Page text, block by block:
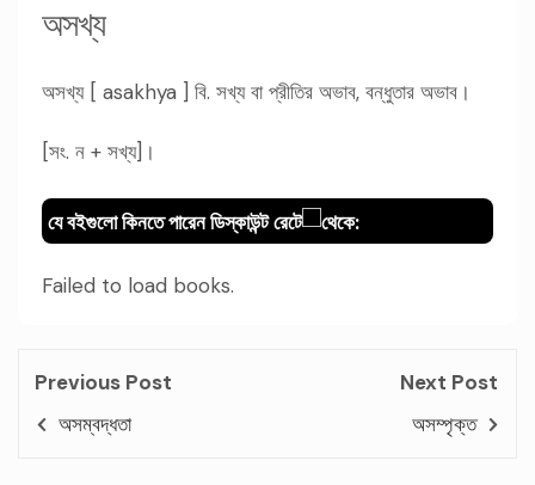
অসখ্য
অসখ্য [ asakhya ] বি. সখ্য বা প্রীতির অভাব, বন্ধুতার অভাব।
[সং. ন + সখ্য]।
যে বইগুলো কিনতে পারেন ডিস্কাউন্ট রেটে থেকে:
Failed to load books.
Previous Post
অসম্বদ্ধতা
Next Post
অসম্পৃক্ত